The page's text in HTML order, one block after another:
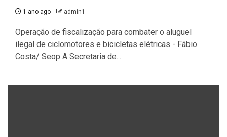
1 ano ago admin1
Operação de fiscalização para combater o aluguel
ilegal de ciclomotores e bicicletas elétricas - Fábio
Costa/ Seop A Secretaria de...